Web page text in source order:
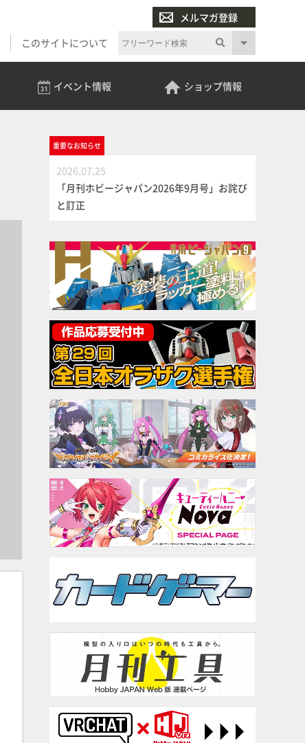
メルマガ登録
このサイトについて
イベント情報 ショップ情報
重要なお知らせ
2026.07.25
「月刊ホビージャパン2026年9月号」お詫び
と訂正